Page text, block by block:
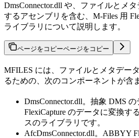
DmsConnector.dll や、ファイルとメ
するアセンブリを含む、M-Files 用
ライブラリについて説明します。
ページをコピーページをコピー
MFILES には、ファイルとメタデー
るための、次のコンポーネントが含
DmsConnector.dll。抽象 DMS
FlexiCapture のデータに変換す
スのライブラリです。
AfcDmsConnector.dll。ABBYY